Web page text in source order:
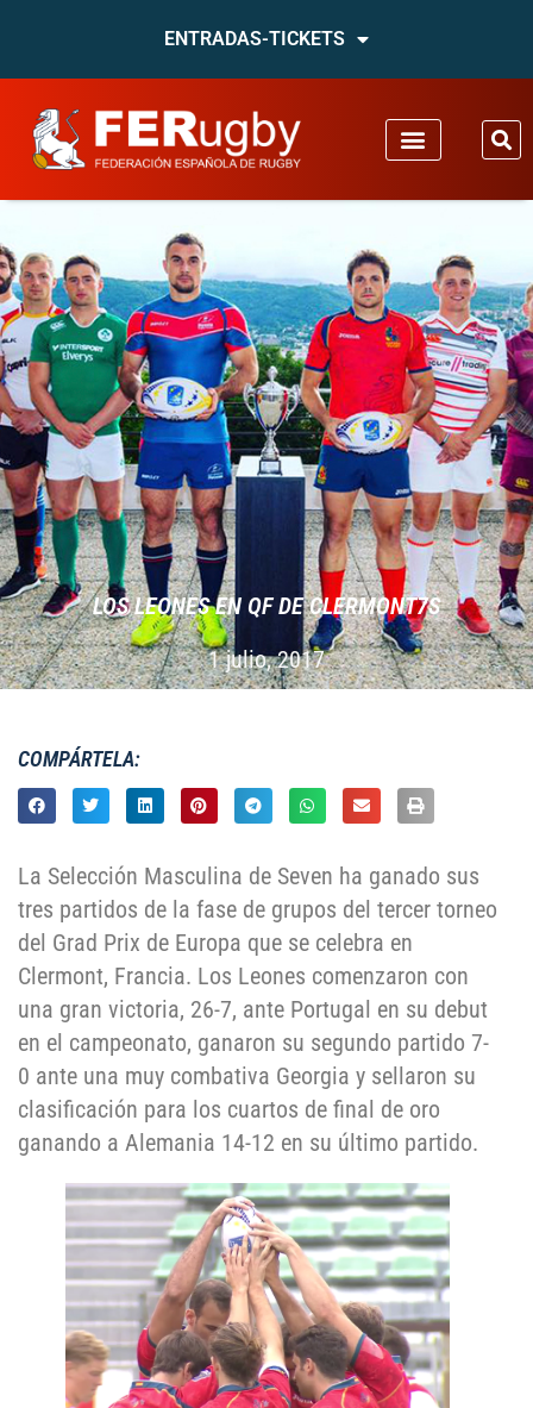
ENTRADAS-TICKETS
LOS LEONES EN QF DE CLERMONT7S
1 julio, 2017
COMPÁRTELA:
La Selección Masculina de Seven ha ganado sus
tres partidos de la fase de grupos del tercer torneo
del Grad Prix de Europa que se celebra en
Clermont, Francia. Los Leones comenzaron con
una gran victoria, 26-7, ante Portugal en su debut
en el campeonato, ganaron su segundo partido 7-
0 ante una muy combativa Georgia y sellaron su
clasificación para los cuartos de final de oro
ganando a Alemania 14-12 en su último partido.